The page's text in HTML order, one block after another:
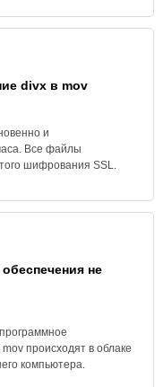
divx в mov
и
Все файлы
шифрования SSL.
не
происходят в облаке
компьютера.